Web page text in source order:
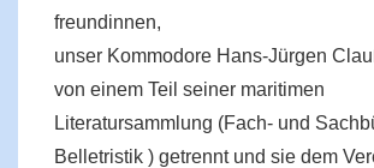
freundinnen,
unser Kommodore Hans-Jürgen
von einem Teil seiner maritimen
Literatursammlung (Fach- und
Belletristik ) getrennt und sie dem